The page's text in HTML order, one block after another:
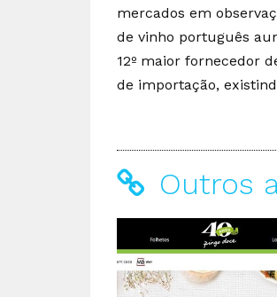
mercados em
de vinho português
12º maior fornecedor
de importação,
Outros